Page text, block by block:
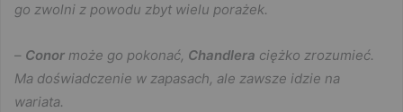
go zwolni z powodu zbyt wielu porażek.
– Conor może go pokonać, Chandlera ciężko zrozumieć.
Ma doświadczenie w zapasach, ale zawsze idzie na
wariata.